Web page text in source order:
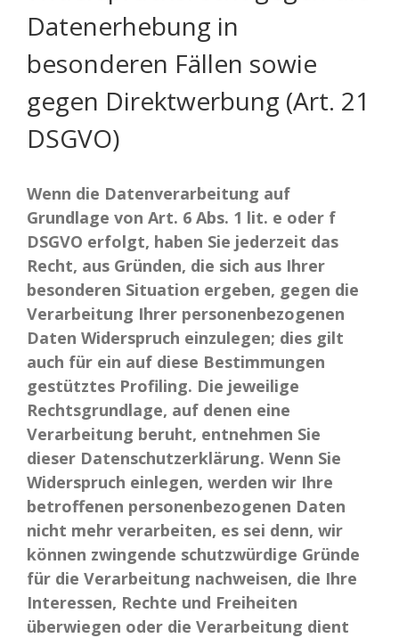
Datenerhebung in
besonderen Fällen sowie
gegen Direktwerbung (Art. 21
DSGVO)
Wenn die Datenverarbeitung auf
Grundlage von Art. 6 Abs. 1 lit. e oder f
DSGVO erfolgt, haben Sie jederzeit das
Recht, aus Gründen, die sich aus Ihrer
besonderen Situation ergeben, gegen die
Verarbeitung Ihrer personenbezogenen
Daten Widerspruch einzulegen; dies gilt
auch für ein auf diese Bestimmungen
gestütztes Profiling. Die jeweilige
Rechtsgrundlage, auf denen eine
Verarbeitung beruht, entnehmen Sie
dieser Datenschutzerklärung. Wenn Sie
Widerspruch einlegen, werden wir Ihre
betroffenen personenbezogenen Daten
nicht mehr verarbeiten, es sei denn, wir
können zwingende schutzwürdige Gründe
für die Verarbeitung nachweisen, die Ihre
Interessen, Rechte und Freiheiten
überwiegen oder die Verarbeitung dient